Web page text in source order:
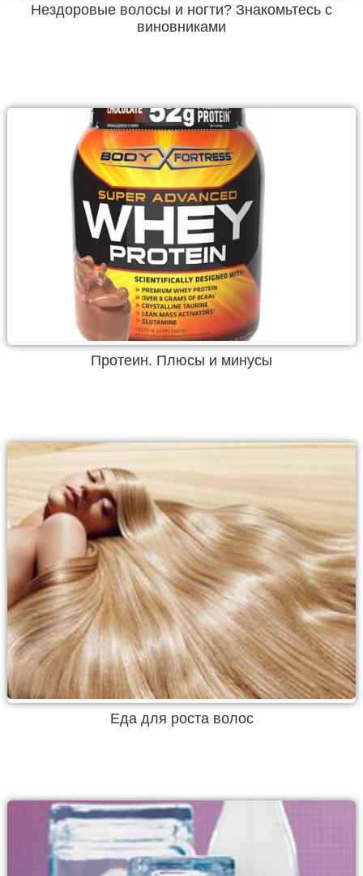
Нездоровые волосы и ногти? Знакомьтесь с
виновниками
Протеин. Плюсы и минусы
Еда для роста волос